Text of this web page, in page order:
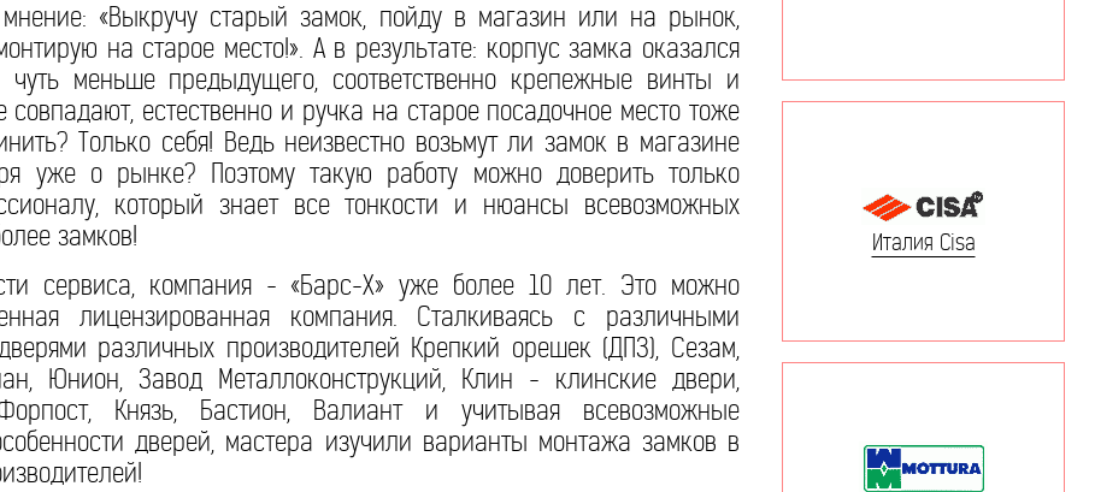
«Выкручу старый замок, пойду в магазин или на рынок,
на старое место!». А в результате: корпус замка оказался
меньше предыдущего, соответственно крепежные винты и
совпадают, естественно и ручка на старое посадочное место тоже
Только себя! Ведь неизвестно возьмут ли замок в магазине
уже о рынке? Поэтому такую работу можно доверить только
который знает все тонкости и нюансы всевозможных
замков!
сервиса, компания - «Барс-Х» уже более 10 лет. Это можно
лицензированная компания. Сталкиваясь с различными
различных производителей Крепкий орешек (ДПЗ), Сезам,
Юнион, Завод Металлоконструкций, Клин - клинские двери,
Князь, Бастион, Валиант и учитывая всевозможные
дверей, мастера изучили варианты монтажа замков в
Италия Cisa